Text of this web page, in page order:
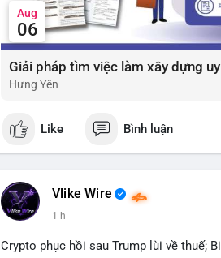
Aug
06
Hưng Yên
Like Bình luận
Vlike Wire
1 h
Crypto phục hồi sau Trump lùi về thuế;